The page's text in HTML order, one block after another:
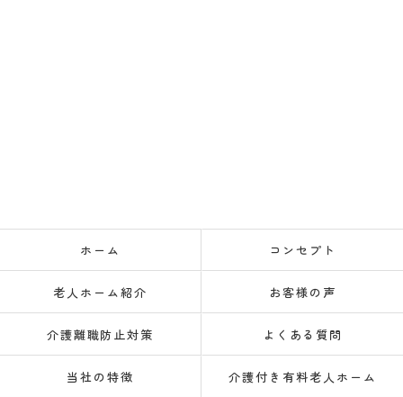
ホーム コンセプト
老人ホーム紹介 お客様の声
介護離職防止対策 よくある質問
当社の特徴 介護付き有料老人ホーム